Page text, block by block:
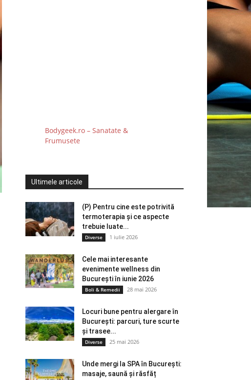
Bodygeek.ro – Sanatate &
Frumusete
Ultimele articole
(P) Pentru cine este potrivită
termoterapia și ce aspecte
trebuie luate...
Diverse 1 iulie 2026
Cele mai interesante
evenimente wellness din
București în iunie 2026
Boli & Remedii 28 mai 2026
Locuri bune pentru alergare în
București: parcuri, ture scurte
și trasee...
Diverse 25 mai 2026
Unde mergi la SPA în București:
masaje, saună și răsfăț